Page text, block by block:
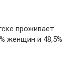
проживает
женщин и 48,5%